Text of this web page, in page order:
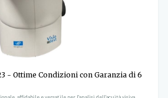
- Ottime Condizioni con Garanzia di 6